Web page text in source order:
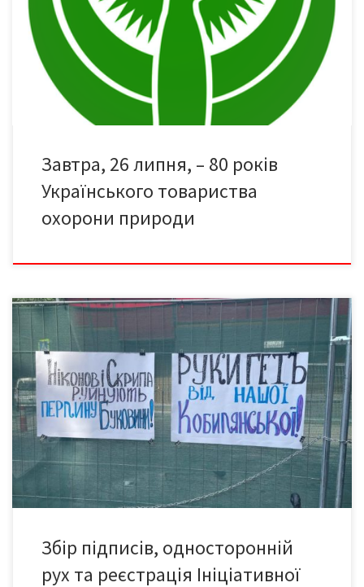
заснування Українського товариства охорони природи. І щоб
зайве не повторюватись, знайомимо зі зверненням із цього
приводу голови Всеукраїнського товариства, професора,
двічі ексміністра охорони природи України Василя Яковича
Шевчука. […]
Завтра, 26 липня, – 80 років
Українського товариства
охорони природи
2. Чи вбереже любов чернівчан до Чернівців унікальність
міста?.. Як і обіцяли, нагадуємо – і собі, і владі, – що Резиденція
митрополитів – у Списку об’єктів під посиленим захистом
ЮНЕСКО. Отже, подальша ситуація довкола «Берізки»
розвивалася таким чином. Раптом досить несподівано (чи…
сподівано?) з’явилося рішення міської ради про введення
одностороннього […]
Збір підписів, односторонній
рух та реєстрація Ініціативної